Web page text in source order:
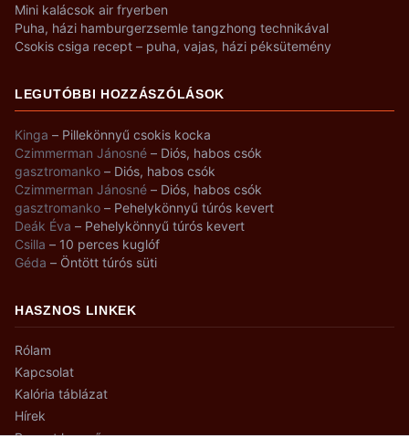
Mini kalácsok air fryerben
Puha, házi hamburgerzsemle tangzhong technikával
Csokis csiga recept – puha, vajas, házi péksütemény
LEGUTÓBBI HOZZÁSZÓLÁSOK
Kinga – Pillekönnyű csokis kocka
Czimmerman Jánosné – Diós, habos csók
gasztromanko – Diós, habos csók
Czimmerman Jánosné – Diós, habos csók
gasztromanko – Pehelykönnyű túrós kevert
Deák Éva – Pehelykönnyű túrós kevert
Csilla – 10 perces kuglóf
Géda – Öntött túrós süti
HASZNOS LINKEK
Rólam
Kapcsolat
Kalória táblázat
Hírek
Recept kereső